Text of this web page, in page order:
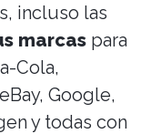
incluso las
marcas para
Cola,
Google,
y todas con